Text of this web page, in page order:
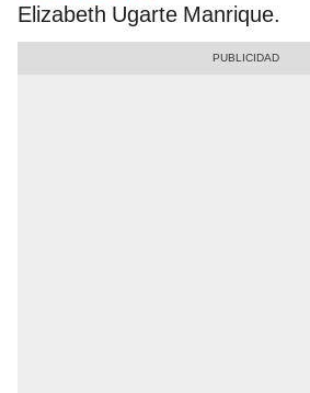
Elizabeth Ugarte Manrique.